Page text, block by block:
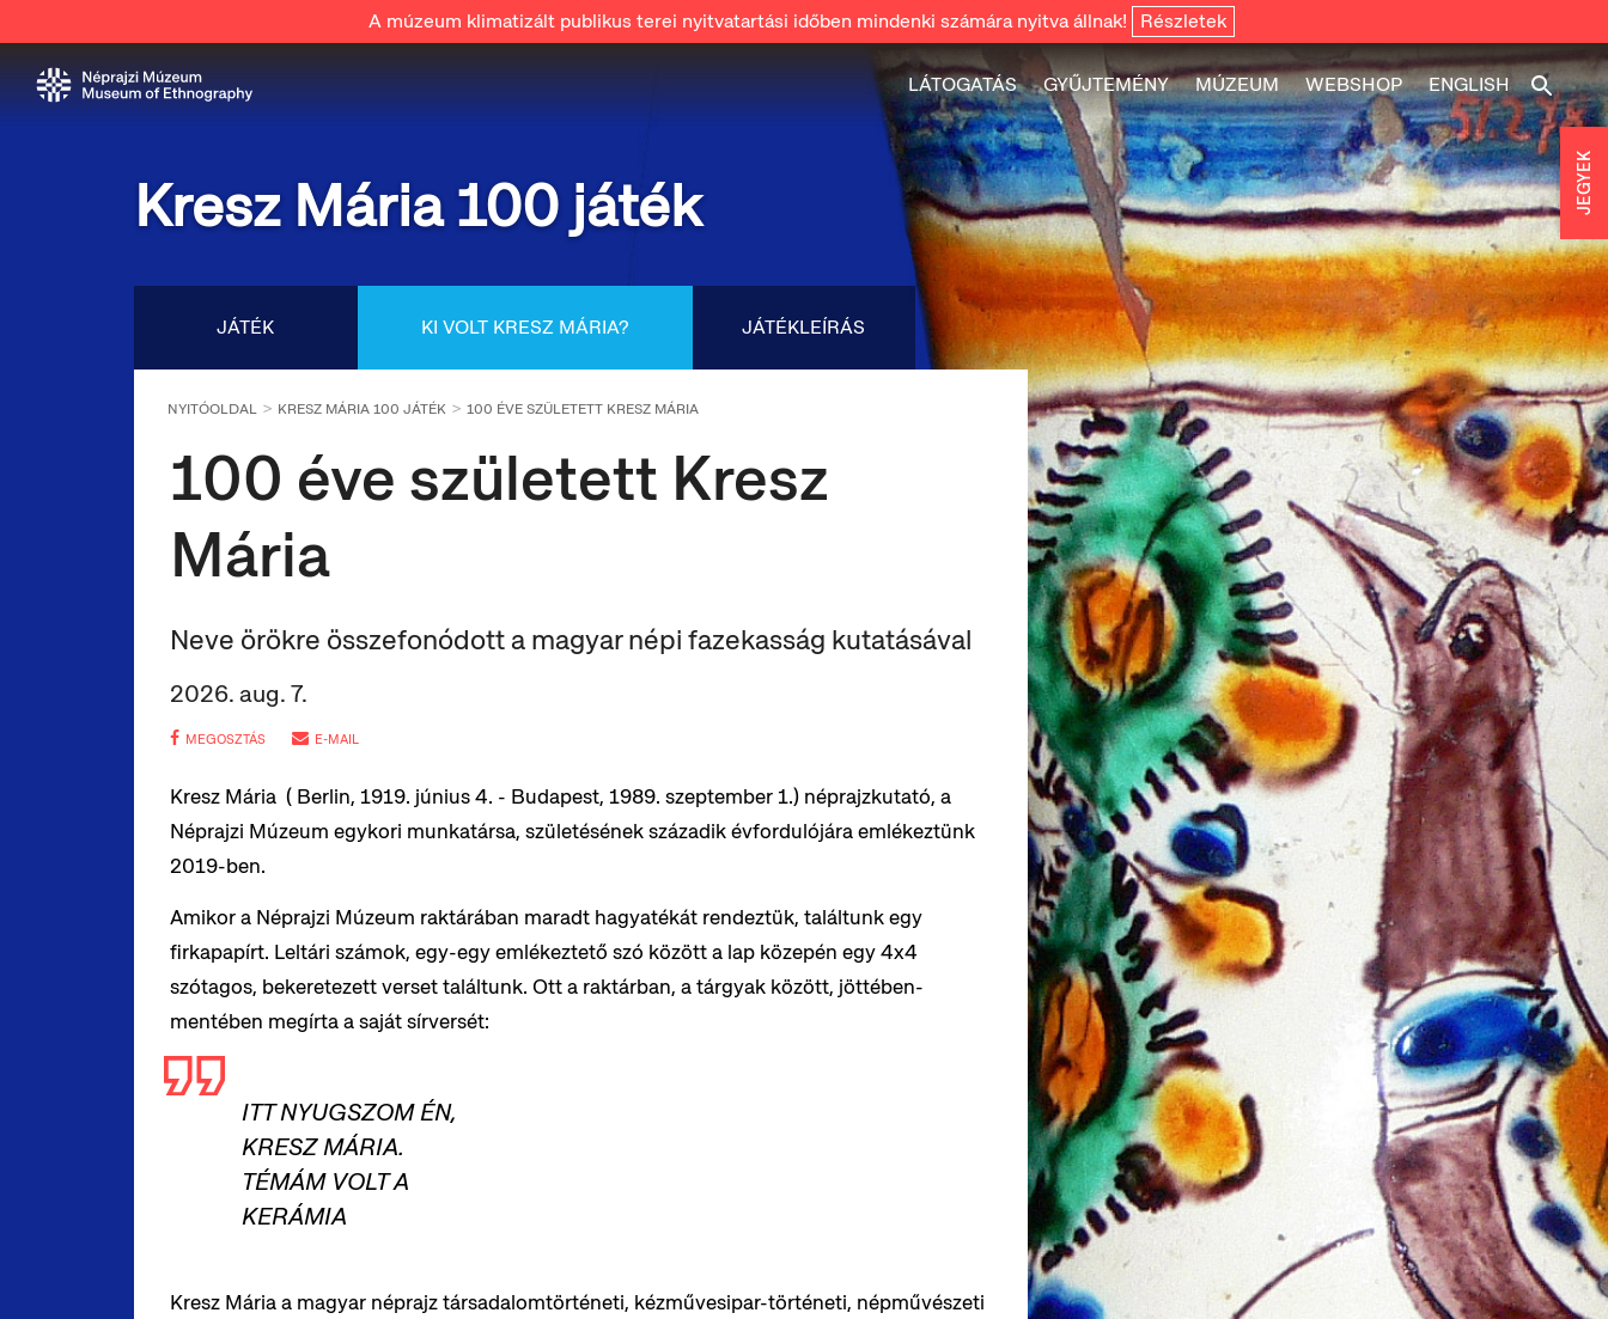
A múzeum klimatizált publikus terei nyitvatartási időben mindenki számára nyitva állnak! Részletek
LÁTOGATÁS GYŰJTEMÉNY MÚZEUM WEBSHOP ENGLISH
Kresz Mária 100 játék
JÁTÉK KI VOLT KRESZ MÁRIA? JÁTÉKLEÍRÁS
NYITÓOLDAL KRESZ MÁRIA 100 JÁTÉK 100 ÉVE SZÜLETETT KRESZ MÁRIA
100 éve született Kresz
Mária
Neve örökre összefonódott a magyar népi fazekasság kutatásával
2026. aug. 7.
MEGOSZTÁS E-MAIL
Kresz Mária ( Berlin, 1919. június 4. - Budapest, 1989. szeptember 1.) néprajzkutató, a
Néprajzi Múzeum egykori munkatársa, születésének századik évfordulójára emlékeztünk
2019-ben.
Amikor a Néprajzi Múzeum raktárában maradt hagyatékát rendeztük, találtunk egy
firkapapírt. Leltári számok, egy-egy emlékeztető szó között a lap közepén egy 4x4
szótagos, bekeretezett verset találtunk. Ott a raktárban, a tárgyak között, jöttében-
mentében megírta a saját sírversét:
ITT NYUGSZOM ÉN,
KRESZ MÁRIA.
TÉMÁM VOLT A
KERÁMIA
Kresz Mária a magyar néprajz társadalomtörténeti, kézművesipar-történeti, népművészeti
JEGYEK